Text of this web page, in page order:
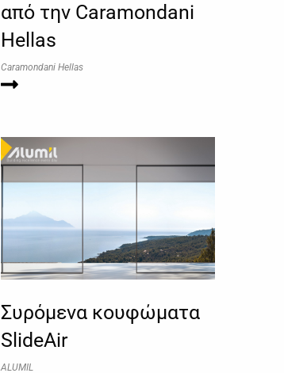
από την Caramondani
Hellas
Caramondani Hellas
Συρόμενα κουφώματα
SlideAir
ALUMIL